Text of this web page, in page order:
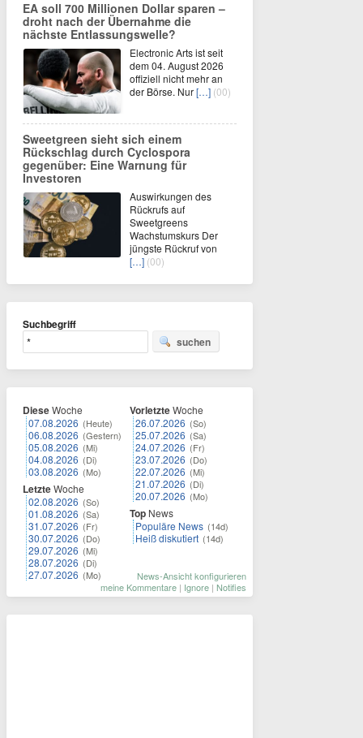
EA soll 700 Millionen Dollar sparen –
droht nach der Übernahme die
nächste Entlassungswelle?
Electronic Arts ist seit
dem 04. August 2026
offiziell nicht mehr an
der Börse. Nur[…] (00)
Sweetgreen sieht sich einem
Rückschlag durch Cyclospora
gegenüber: Eine Warnung für
Investoren
Auswirkungen des
Rückrufs auf
Sweetgreens
Wachstumskurs Der
jüngste Rückruf von
[…] (00)
Suchbegriff
suchen
DieseWoche
07.08.2026 (Heute)
06.08.2026 (Gestern)
05.08.2026 (Mi)
04.08.2026 (Di)
03.08.2026 (Mo)
LetzteWoche
02.08.2026 (So)
01.08.2026 (Sa)
31.07.2026 (Fr)
30.07.2026 (Do)
29.07.2026 (Mi)
28.07.2026 (Di)
27.07.2026 (Mo)
VorletzteWoche
26.07.2026 (So)
25.07.2026 (Sa)
24.07.2026 (Fr)
23.07.2026 (Do)
22.07.2026 (Mi)
21.07.2026 (Di)
20.07.2026 (Mo)
Top News
Populäre News (14d)
Heiß diskutiert (14d)
News-Ansicht konfigurieren
meine Kommentare | Ignore | Notifies